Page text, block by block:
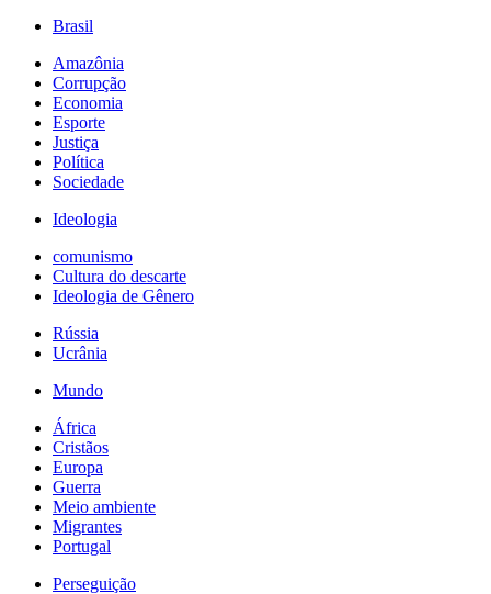
Brasil
Amazônia
Corrupção
Economia
Esporte
Justiça
Política
Sociedade
Ideologia
comunismo
Cultura do descarte
Ideologia de Gênero
Rússia
Ucrânia
Mundo
África
Cristãos
Europa
Guerra
Meio ambiente
Migrantes
Portugal
Perseguição